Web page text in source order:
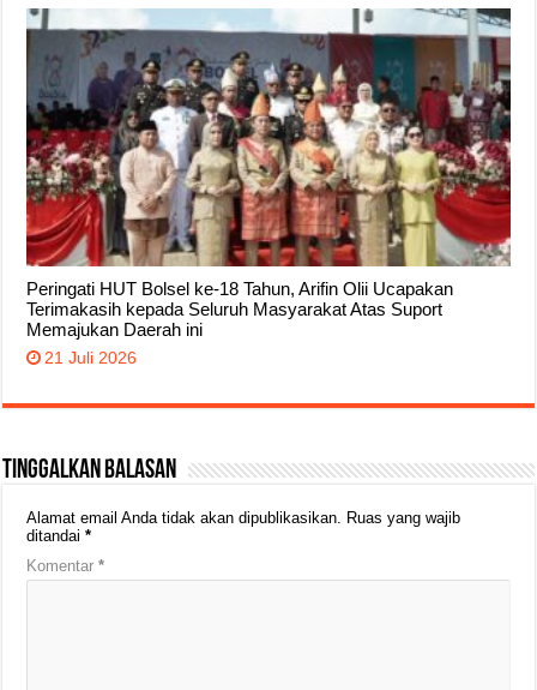
Peringati HUT Bolsel ke-18 Tahun, Arifin Olii Ucapakan
Terimakasih kepada Seluruh Masyarakat Atas Suport
Memajukan Daerah ini
21 Juli 2026
Tinggalkan Balasan
Alamat email Anda tidak akan dipublikasikan. Ruas yang wajib
ditandai*
Komentar*